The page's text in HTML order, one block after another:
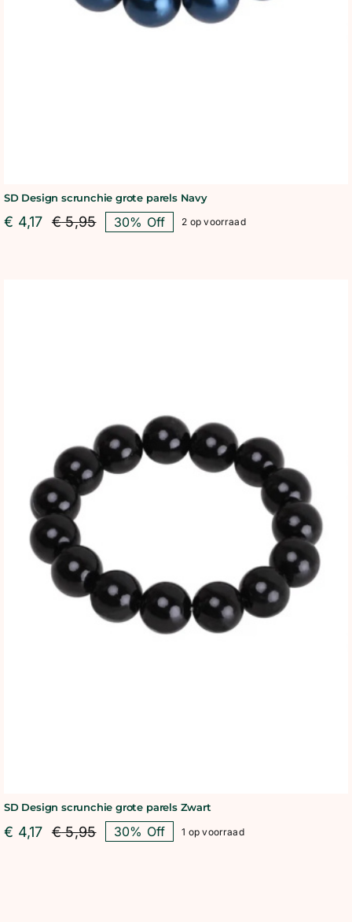
SD Design scrunchie grote parels Navy
€5,95Oorspronkelijke
€ 4,17
Huidige
30% Off 2 op voorraad
SD Design scrunchie grote parels Zwart
€5,95Oorspronkelijke
€ 4,17
Huidige
30% Off 1 op voorraad